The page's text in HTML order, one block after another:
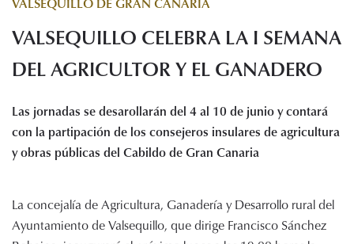
Servicios
Noticias
Enlaces de interés
Documentos
Sede electrónica
VALSEQUILLO CELEBRA LA I SEMANA
DEL AGRICULTOR Y EL GANADERO
Las jornadas se desarollarán del 4 al 10 de junio y contará
con la partipación de los consejeros insulares de agricultura
y obras públicas del Cabildo de Gran Canaria
La concejalía de Agricultura, Ganadería y Desarrollo rural del
Ayuntamiento de Valsequillo, que dirige Francisco Sánchez